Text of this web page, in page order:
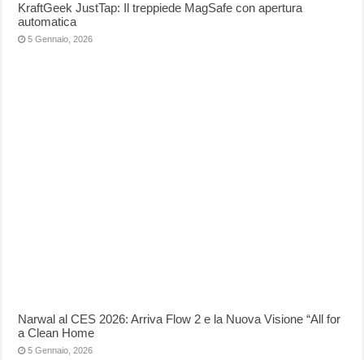
KraftGeek JustTap: Il treppiede MagSafe con apertura
automatica
5 Gennaio, 2026
Narwal al CES 2026: Arriva Flow 2 e la Nuova Visione “All for
a Clean Home
5 Gennaio, 2026